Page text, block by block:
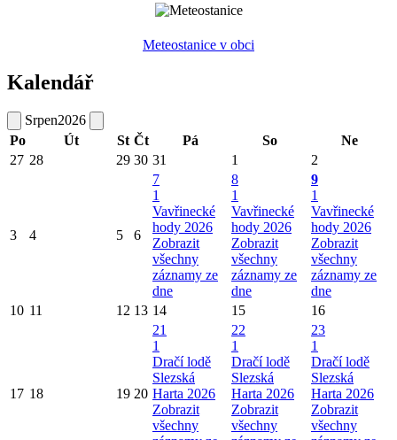
Meteostanice v obci
Kalendář
Srpen2026
Po
Út St Čt Pá So
Ne
27 28 29 30 31 1 2
3 4 5 6
7
1
Vavřinecké
hody 2026
Zobrazit
všechny
záznamy ze
dne
8
1
Vavřinecké
hody 2026
Zobrazit
všechny
záznamy ze
dne
9
1
Vavřinecké
hody 2026
Zobrazit
všechny
záznamy ze
dne
10 11 12 13 14 15 16
17 18 19 20
21
1
Dračí lodě
Slezská
Harta 2026
Zobrazit
všechny
22
1
Dračí lodě
Slezská
Harta 2026
Zobrazit
všechny
23
1
Dračí lodě
Slezská
Harta 2026
Zobrazit
všechny